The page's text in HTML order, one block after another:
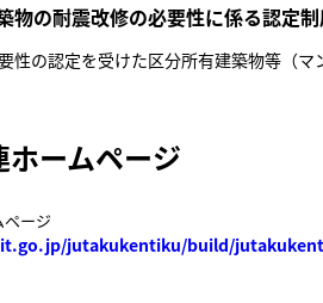
物の耐震改修の必要性に係る認定
性の認定を受けた区分所有建築物等（マ
ホームページ
ージ
jutakukentiku/build/